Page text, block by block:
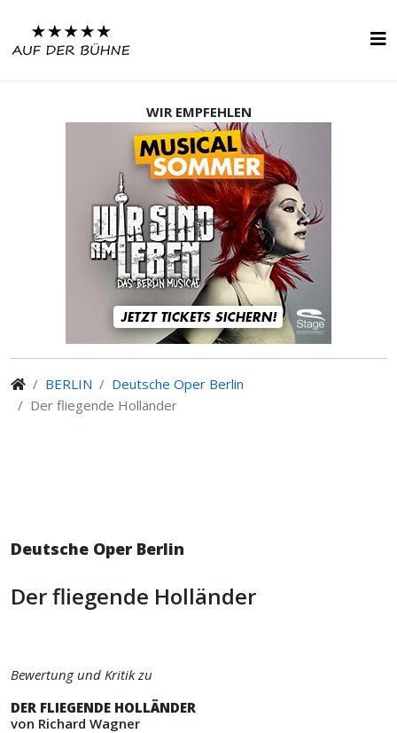
WIR EMPFEHLEN
BERLIN
Deutsche Oper Berlin
Der fliegende Holländer
Deutsche Oper Berlin
Der fliegende Holländer
Bewertung und Kritik zu
DER FLIEGENDE HOLLÄNDER
von Richard Wagner